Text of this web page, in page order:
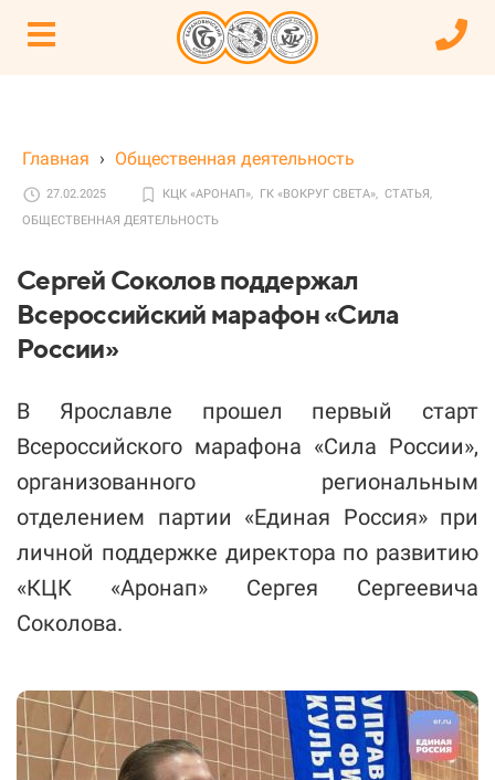
Главная › Общественная деятельность
27.02.2025 КЦК «АРОНАП», ГК «ВОКРУГ СВЕТА», СТАТЬЯ,
ОБЩЕСТВЕННАЯ ДЕЯТЕЛЬНОСТЬ
Сергей Соколов поддержал
Всероссийский марафон «Сила
России»
В Ярославле прошел первый старт
Всероссийского марафона «Сила России»,
организованного региональным
отделением партии «Единая Россия» при
личной поддержке директора по развитию
«КЦК «Аронап» Сергея Сергеевича
Соколова.